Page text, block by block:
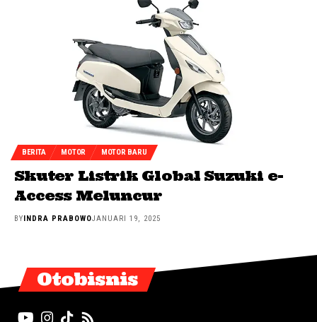
BERITA MOTOR MOTOR BARU
Skuter Listrik Global Suzuki e-
Access Meluncur
BYINDRA PRABOWOJANUARI 19, 2025
Otobisnis